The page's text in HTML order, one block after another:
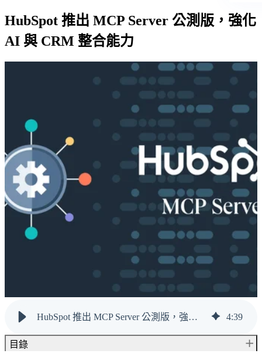
HubSpot 推出 MCP Server 公測版，強化
AI 與 CRM 整合能力
HubSpot 推出 MCP Server 公測版，強化 AI 與 CRM 整合能力 4:39
目錄